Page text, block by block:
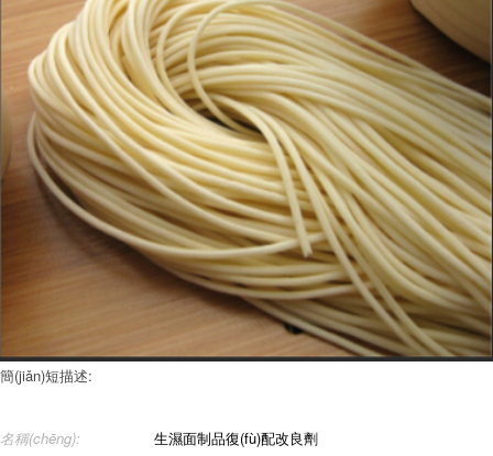
簡(jiǎn)短描述:
名稱(chēng):
生濕面制品復(fù)配改良劑